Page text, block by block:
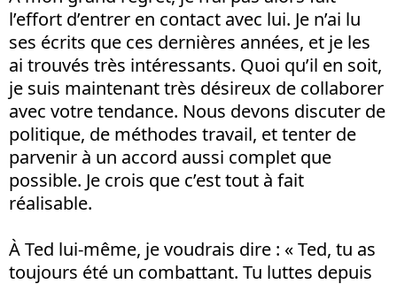
l’effort d’entrer en contact avec lui. Je n’ai lu
ses écrits que ces dernières années, et je les
ai trouvés très intéressants. Quoi qu’il en soit,
je suis maintenant très désireux de collaborer
avec votre tendance. Nous devons discuter de
politique, de méthodes travail, et tenter de
parvenir à un accord aussi complet que
possible. Je crois que c’est tout à fait
réalisable.
À Ted lui-même, je voudrais dire : « Ted, tu as
toujours été un combattant. Tu luttes depuis